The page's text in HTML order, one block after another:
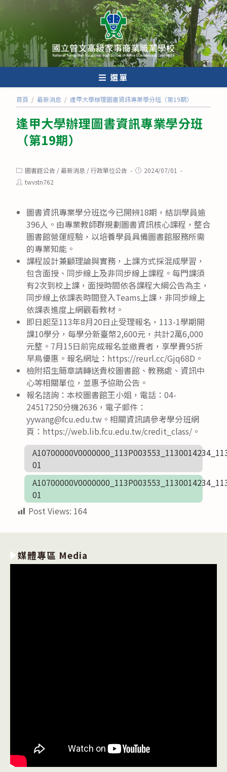
轉
至
主
要
內
選單
首頁 / 最新消息 / 逢甲大學辦理圖書資訊專業學分班（第19期）
逢甲大學辦理圖書資訊專業學分班
（第19期）
Post
category:
圖書館公告 /最新消息 /行政單位公告
Post2024/07/01
Posttwvstn762
圖書資訊專業學分班迄今已開辨18期，結訓學員逾
396人。由專業教師群規劃圖書資訊核心課程，整合
圖書館營運經驗，以培養學員具備圖書館服務所需
的專業知能。
課程設計兼顧理論與實務，上課方式採混成學習，
包含面授、同步線上及非同步線上課程。每門課須
有2次到校上課，面授時間依各課程大綱公告為主，
同步線上依課表時間登入Teams上課，非同步線上
依課表進度上網觀看教材。
即日起至113年8月20日止受理報名，113-1學期開
課10學分，每學分新臺幣2,600元，共計2萬6,000
元整。7月15日前完成報名並繳費者，享學費95折
早鳥優惠。報名網址：https://reurl.cc/Gjq68D。
檢附招生簡章請轉送貴校圖書館、教務處、資訊中
心等相關單位，並惠予協助公告。
報名諮詢：本校圖書館王小姐，電話：04-
24517250分機2636，電子郵件：
yywang@fcu.edu.tw。相關資訊請參考學分班網
頁：https://web.lib.fcu.edu.tw/credit_class/。
01
01
Post Views: 164
媒體專區 Media